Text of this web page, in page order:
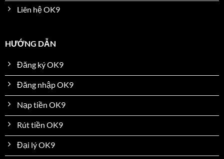
Liên hệ OK9
HƯỚNG DẪN
Đăng ký OK9
Đăng nhập OK9
Nạp tiền OK9
Rút tiền OK9
Đại lý OK9